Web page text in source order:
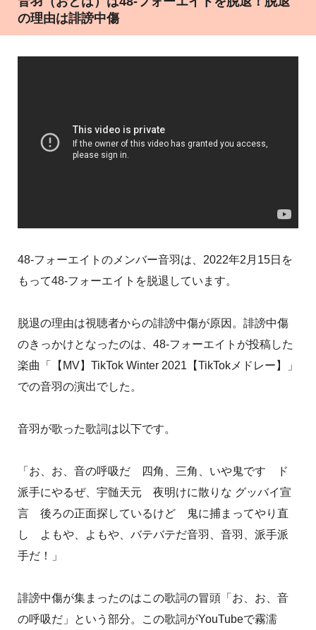
の理由は誹謗中傷
48-フォーエイトのメンバー音羽は、2022年2月15日を
もって48-フォーエイトを脱退しています。
脱退の理由は視聴者からの誹謗中傷が原因。誹謗中傷
のきっかけとなったのは、48-フォーエイトが投稿した
楽曲「【MV】TikTok Winter 2021【TikTokメドレー】」
での音羽の演出でした。
音羽が歌った歌詞は以下です。
「お、お、音の呼吸だ 四角、三角、いや鬼です ド
派手にやるぜ、宇髄天元 夜明けに散りな グッバイ宣
言 後ろの正面探しているけど 鬼に捕まってやり直
し よもや、よもや、バテバテだ音羽、音羽、派手派
手だ！」
誹謗中傷が集まったのはこの歌詞の冒頭「お、お、音
の呼吸だ」という部分。この歌詞がYouTubeで霧濡